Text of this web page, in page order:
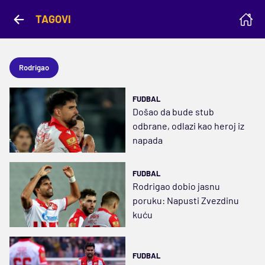
TAGOVI
Rodrigao
FUDBAL
Došao da bude stub
odbrane, odlazi kao heroj iz
napada
FUDBAL
Rodrigao dobio jasnu
poruku: Napusti Zvezdinu
kuću
FUDBAL